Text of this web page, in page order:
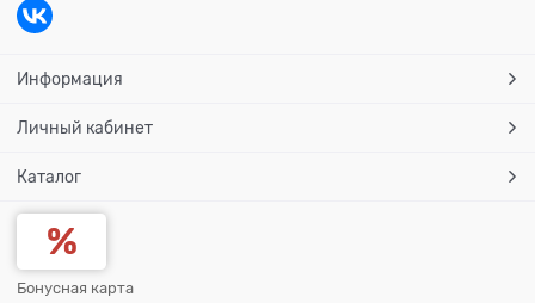
Информация
Личный кабинет
Каталог
Бонусная карта